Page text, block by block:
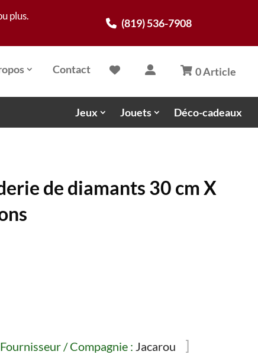
plus.
(819) 536-7908
Contact 0 Article
Jeux Jouets Déco-cadeaux
de diamants 30 cm X
Fournisseur / Compagnie : Jacarou